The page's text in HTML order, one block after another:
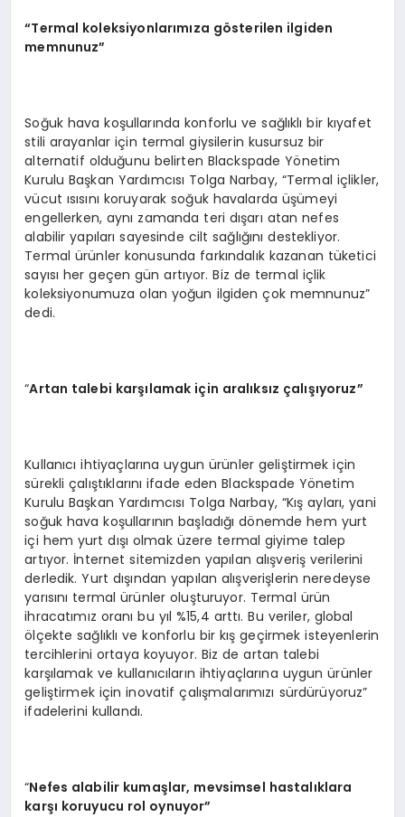
“Termal koleksiyonlarımıza gösterilen ilgiden
memnunuz”
Soğuk hava koşullarında konforlu ve sağlıklı bir kıyafet
stili arayanlar için termal giysilerin kusursuz bir
alternatif olduğunu belirten Blackspade Yönetim
Kurulu Başkan Yardımcısı Tolga Narbay, “Termal içlikler,
vücut ısısını koruyarak soğuk havalarda üşümeyi
engellerken, aynı zamanda teri dışarı atan nefes
alabilir yapıları sayesinde cilt sağlığını destekliyor.
Termal ürünler konusunda farkındalık kazanan tüketici
sayısı her geçen gün artıyor. Biz de termal içlik
koleksiyonumuza olan yoğun ilgiden çok memnunuz”
dedi.
“Artan talebi karşılamak için aralıksız çalışıyoruz”
Kullanıcı ihtiyaçlarına uygun ürünler geliştirmek için
sürekli çalıştıklarını ifade eden Blackspade Yönetim
Kurulu Başkan Yardımcısı Tolga Narbay, “Kış ayları, yani
soğuk hava koşullarının başladığı dönemde hem yurt
içi hem yurt dışı olmak üzere termal giyime talep
artıyor. İnternet sitemizden yapılan alışveriş verilerini
derledik. Yurt dışından yapılan alışverişlerin neredeyse
yarısını termal ürünler oluşturuyor. Termal ürün
ihracatımız oranı bu yıl %15,4 arttı. Bu veriler, global
ölçekte sağlıklı ve konforlu bir kış geçirmek isteyenlerin
tercihlerini ortaya koyuyor. Biz de artan talebi
karşılamak ve kullanıcıların ihtiyaçlarına uygun ürünler
geliştirmek için inovatif çalışmalarımızı sürdürüyoruz”
ifadelerini kullandı.
“Nefes alabilir kumaşlar, mevsimsel hastalıklara
karşı koruyucu rol oynuyor”